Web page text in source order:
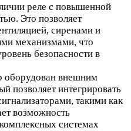
реле с повышенной
Это позволяет
сиренами и
механизмами, что
безопасности в
оборудован внешним
позволяет интегрировать
такими как
возможность
системах